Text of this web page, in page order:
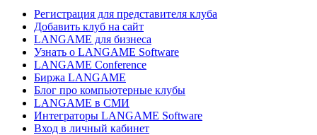
Регистрация для представителя клуба
Добавить клуб на сайт
LANGAME для бизнеса
Узнать о LANGAME Software
LANGAME Conference
Биржа LANGAME
Блог про компьютерные клубы
LANGAME в СМИ
Интеграторы LANGAME Software
Вход в личный кабинет